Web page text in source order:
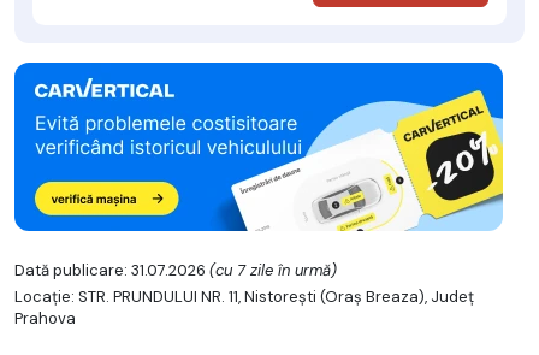
Dată publicare: 31.07.2026 (cu 7 zile în urmă)
Locație: STR. PRUNDULUI NR. 11, Nistoreşti (Oraş Breaza), Județ
Prahova